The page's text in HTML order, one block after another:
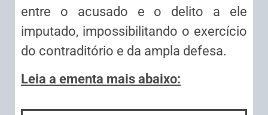
entre o acusado e o delito a ele
imputado, impossibilitando o exercício
do contraditório e da ampla defesa.
Leia a ementa mais abaixo: